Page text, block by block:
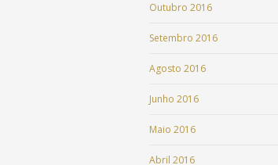
Outubro 2016
Setembro 2016
Agosto 2016
Junho 2016
Maio 2016
Abril 2016